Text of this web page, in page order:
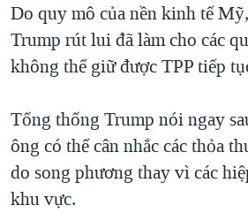
Do quy mô của nền kinh tế
Trump rút lui đã làm cho các
không thể giữ được TPP tiếp
Tổng thống Trump nói ngay
ông có thể cân nhắc các thỏa
do song phương thay vì các
khu vực.